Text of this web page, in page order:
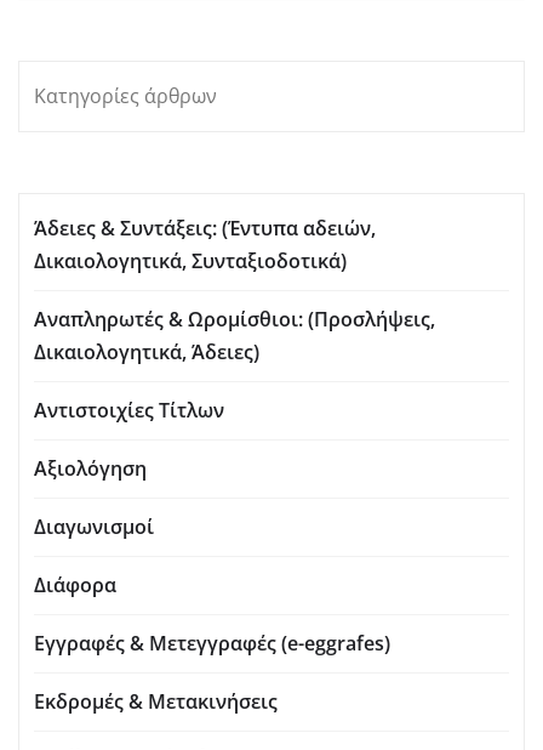
Κατηγορίες άρθρων
Άδειες & Συντάξεις: (Έντυπα αδειών,
Δικαιολογητικά, Συνταξιοδοτικά)
Αναπληρωτές & Ωρομίσθιοι: (Προσλήψεις,
Δικαιολογητικά, Άδειες)
Αντιστοιχίες Τίτλων
Αξιολόγηση
Διαγωνισμοί
Διάφορα
Εγγραφές & Μετεγγραφές (e-eggrafes)
Εκδρομές & Μετακινήσεις